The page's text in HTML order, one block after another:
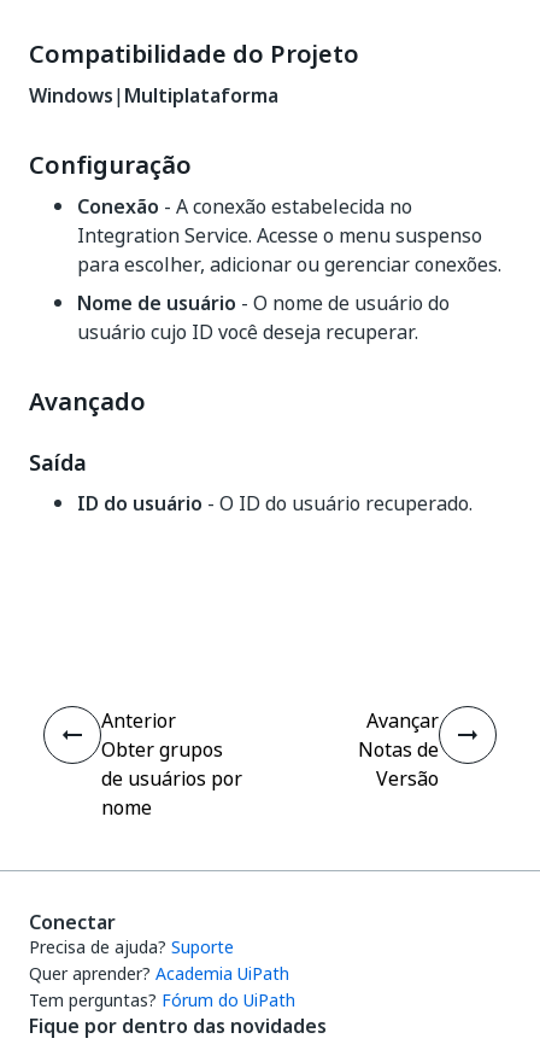
Compatibilidade do Projeto
Windows|Multiplataforma
Configuração
Conexão - A conexão estabelecida no
Integration Service. Acesse o menu suspenso
para escolher, adicionar ou gerenciar conexões.
Nome de usuário - O nome de usuário do
usuário cujo ID você deseja recuperar.
Avançado
Saída
ID do usuário - O ID do usuário recuperado.
Anterior
Obter grupos
de usuários por
nome
Avançar
Notas de
Versão
Conectar
Precisa de ajuda? Suporte
Quer aprender? Academia UiPath
Tem perguntas? Fórum do UiPath
Fique por dentro das novidades